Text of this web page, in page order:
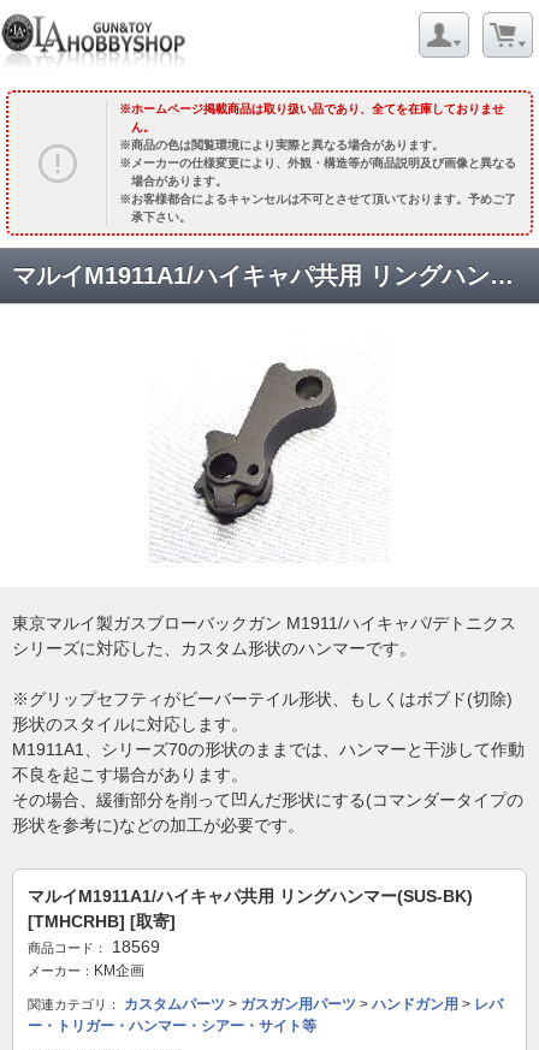
ホームページ掲載商品は取り扱い品であり、全てを在庫しておりませ
ん。
商品の色は閲覧環境により実際と異なる場合があります。
メーカーの仕様変更により、外観・構造等が商品説明及び画像と異なる
場合があります。
お客様都合によるキャンセルは不可とさせて頂いております。予めご了
承下さい。
マルイM1911A1/ハイキャパ共用 リングハンマー(SUS-BK) [TMHCRHB] [取寄]
東京マルイ製ガスブローバックガン M1911/ハイキャパ/デトニクス
シリーズに対応した、カスタム形状のハンマーです。
※グリップセフティがビーバーテイル形状、もしくはボブド(切除)
形状のスタイルに対応します。
M1911A1、シリーズ70の形状のままでは、ハンマーと干渉して作動
不良を起こす場合があります。
その場合、緩衝部分を削って凹んだ形状にする(コマンダータイプの
形状を参考に)などの加工が必要です。
マルイM1911A1/ハイキャパ共用 リングハンマー(SUS-BK)
[TMHCRHB] [取寄]
商品コード： 18569
メーカー： KM企画
関連カテゴリ： カスタムパーツ > ガスガン用パーツ > ハンドガン用 > レバ
ー・トリガー・ハンマー・シアー・サイト等